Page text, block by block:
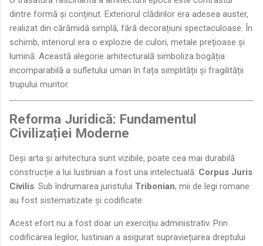
dintre formă și conținut. Exteriorul clădirilor era adesea auster,
realizat din cărămidă simplă, fără decorațiuni spectaculoase. În
schimb, interiorul era o explozie de culori, metale prețioase și
lumină. Această alegorie arhitecturală simboliza bogăția
incomparabilă a sufletului uman în fața simplității și fragilității
trupului muritor.
Reforma Juridică: Fundamentul
Civilizației Moderne
Deși arta și arhitectura sunt vizibile, poate cea mai durabilă
construcție a lui Iustinian a fost una intelectuală: Corpus Juris
Civilis. Sub îndrumarea juristului Tribonian, mii de legi romane
au fost sistematizate și codificate.
Acest efort nu a fost doar un exercițiu administrativ. Prin
codificarea legilor, Iustinian a asigurat supraviețuirea dreptului